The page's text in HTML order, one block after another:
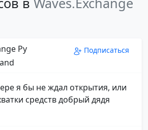
Ру
Подписаться
я бы не ждал открытия, или
средств добрый дядя